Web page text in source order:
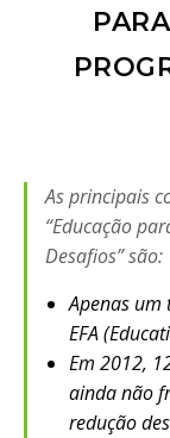
As principais
“Educação
Desafios” são:
Apenas um
EFA
Em 2012,
ainda não
redução